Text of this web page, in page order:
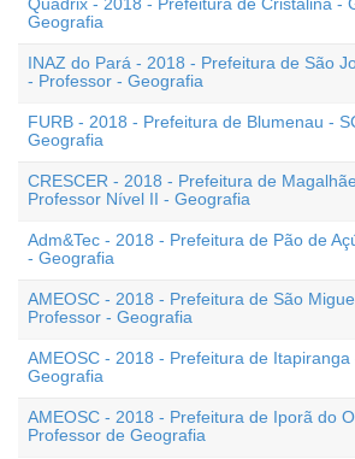
Geografia
INAZ do Pará - 2018 - Prefeitura de São
- Professor - Geografia
FURB - 2018 - Prefeitura de Blumenau -
Geografia
CRESCER - 2018 - Prefeitura de
Professor Nível II - Geografia
Adm&Tec - 2018 - Prefeitura de Pão de
- Geografia
AMEOSC - 2018 - Prefeitura de São
Professor - Geografia
AMEOSC - 2018 - Prefeitura de
Geografia
AMEOSC - 2018 - Prefeitura de Iporã do
Professor de Geografia